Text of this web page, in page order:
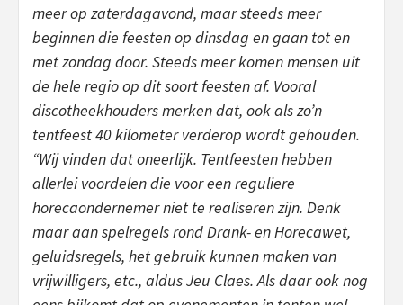
meer op zaterdagavond, maar steeds meer
beginnen die feesten op dinsdag en gaan tot en
met zondag door. Steeds meer komen mensen uit
de hele regio op dit soort feesten af. Vooral
discotheekhouders merken dat, ook als zo’n
tentfeest 40 kilometer verderop wordt gehouden.
“Wij vinden dat oneerlijk. Tentfeesten hebben
allerlei voordelen die voor een reguliere
horecaondernemer niet te realiseren zijn. Denk
maar aan spelregels rond Drank- en Horecawet,
geluidsregels, het gebruik kunnen maken van
vrijwilligers, etc., aldus Jeu Claes. Als daar ook nog